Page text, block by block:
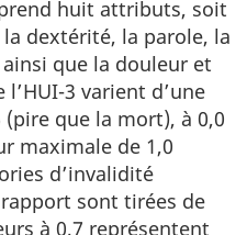
huit attributs, soit
dextérité, la parole, la
que la douleur et
3 varient d’une
que la mort), à 0,0
maximale de 1,0
d’invalidité
sont tirées de
à 0,7 représentent